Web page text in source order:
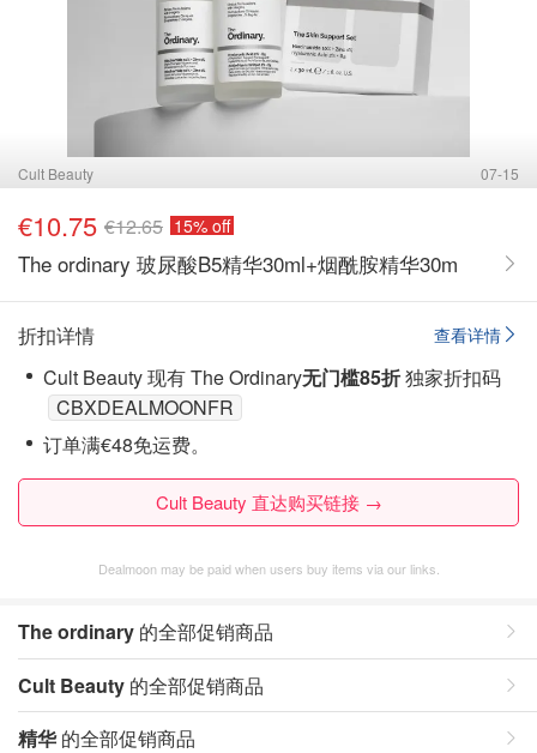
Cult Beauty 07-15
€10.75 €12.65 15% off
The ordinary 玻尿酸B5精华30ml+烟酰胺精华30m
查看详情
折扣详情
Cult Beauty 现有 The Ordinary无门槛85折独家折扣码
CBXDEALMOONFR
订单满€48免运费。
Cult Beauty 直达购买链接 →
Dealmoon may be paid when users buy items via our links.
The ordinary 的全部促销商品
Cult Beauty 的全部促销商品
精华的全部促销商品